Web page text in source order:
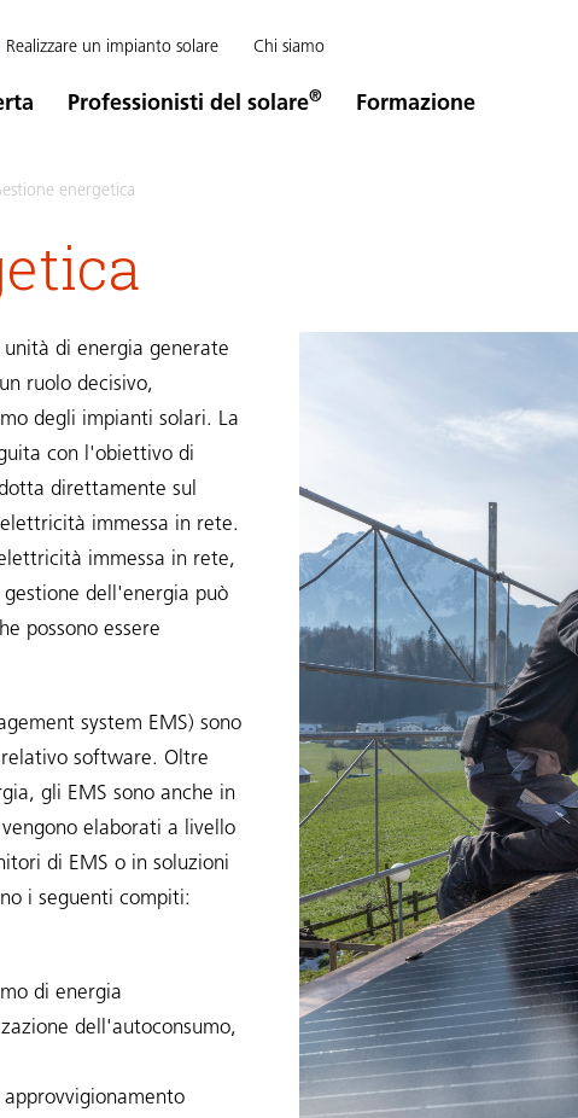
Realizzare un impianto solare Chi siamo
Professionisti del solare® Formazione
energetica
di energia generate
ruolo decisivo,
degli impianti solari. La
con l'obiettivo di
direttamente sul
immessa in rete.
immessa in rete,
dell'energia può
possono essere
system EMS) sono
software. Oltre
gli EMS sono anche in
elaborati a livello
di EMS o in soluzioni
i seguenti compiti:
di energia
dell'autoconsumo,